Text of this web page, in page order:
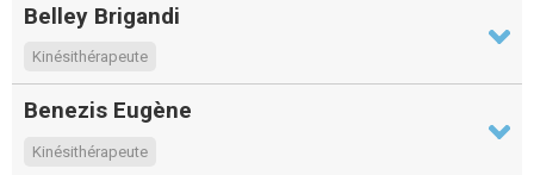
Belley Brigandi
Kinésithérapeute
Benezis Eugène
Kinésithérapeute